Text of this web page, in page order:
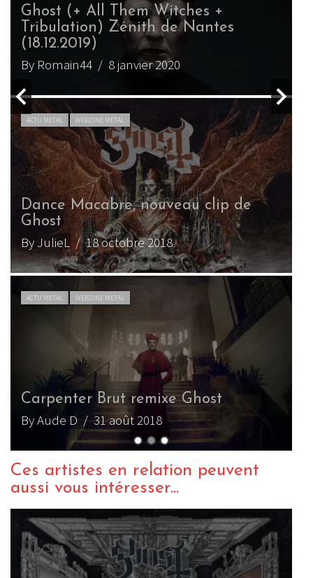
Ghost (+ All Them Witches +
Tribulation) Zénith de Nantes
(18.12.2019)
By Romain44 / 8 janvier 2020
ACTU METAL WEBZINE METAL
Dance Macabre, nouveau clip de
Ghost
By JulieL/ 18 octobre 2018
ACTU METAL WEBZINE METAL
Carpenter Brut remixe Ghost
By Aude D / 31 août 2018
Ces artistes en relation peuvent
aussi vous intéresser...